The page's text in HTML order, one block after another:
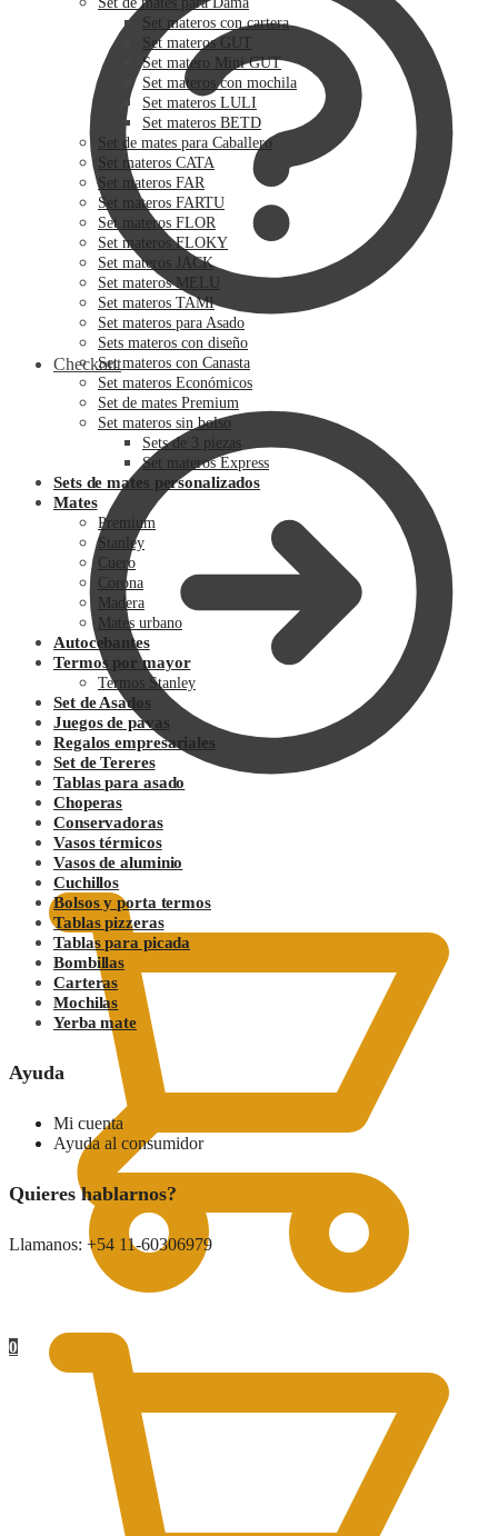
Checkout
0.00
0
Set materos con cartera
Set materos GUT
Set matero Mini GUT
Set materos con mochila
Set materos LULI
Set materos BETD
Set de mates para Caballero
Set materos CATA
Set materos FAR
Set materos FARTU
Set materos FLOR
Set materos FLOKY
Set materos JACK
Set materos MELU
Set materos TAMI
Set materos para Asado
Sets materos con diseño
Set materos con Canasta
Set materos Económicos
Set de mates Premium
Set materos sin bolso
Sets de 3 piezas
Set materos Express
Sets de mates personalizados
Mates
Premium
Stanley
Cuero
Corona
Madera
Mates urbano
Autocebantes
Termos por mayor
Termos Stanley
Set de Asados
Juegos de pavas
Regalos empresariales
Set de Tereres
Tablas para asado
Choperas
Conservadoras
Vasos térmicos
Vasos de aluminio
Cuchillos
Bolsos y porta termos
Tablas pizzeras
Tablas para picada
Bombillas
Carteras
Mochilas
Yerba mate
Ayuda
Mi cuenta
Ayuda al consumidor
Quieres hablarnos?
Llamanos: +54 11-60306979